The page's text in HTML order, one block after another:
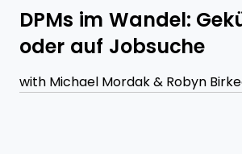
DPMs im Wandel:
oder auf Jobsuche
with Michael Mordak & Robyn